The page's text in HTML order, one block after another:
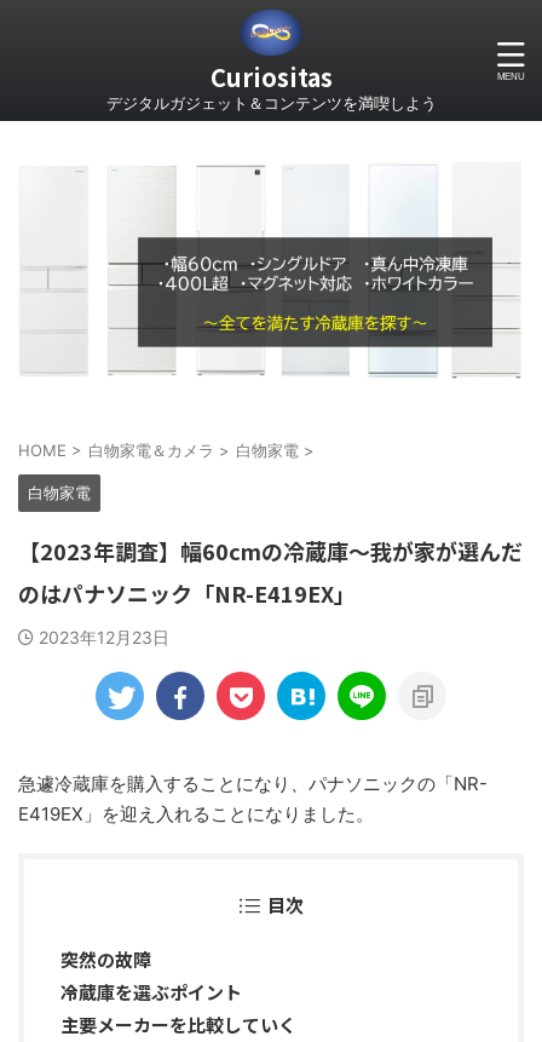
Curiositas
デジタルガジェット＆コンテンツを満喫しよう
HOME > 白物家電＆カメラ > 白物家電 >
白物家電
【2023年調査】幅60cmの冷蔵庫～我が家が選んだ
のはパナソニック「NR-E419EX」
2023年12月23日
急遽冷蔵庫を購入することになり、パナソニックの「NR-
E419EX」を迎え入れることになりました。
目次
突然の故障
冷蔵庫を選ぶポイント
主要メーカーを比較していく